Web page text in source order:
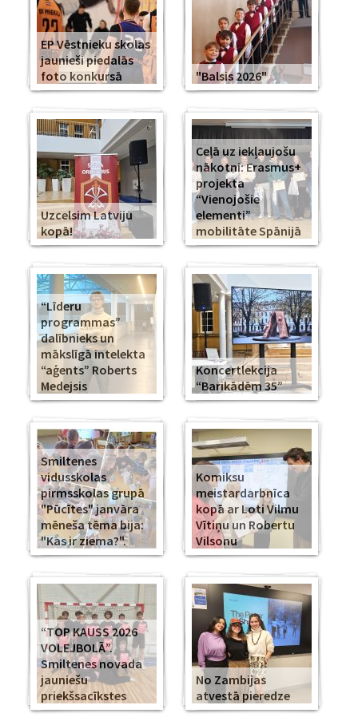
EP Vēstnieku skolas
jaunieši piedalās
foto konkursā
"Balsis 2026"
Uzcelsim Latviju
kopā!
Ceļā uz iekļaujošu
nākotni: Erasmus+
projekta
“Vienojošie
elementi”
mobilitāte Spānijā
“Līderu
programmas”
dalībnieks un
mākslīgā intelekta
“aģents” Roberts
Medejsis
Koncertlekcija
“Barikādēm 35”
Smiltenes
vidusskolas
pirmsskolas grupā
"Pūcītes" janvāra
mēneša tēma bija:
"Kas ir ziema?".
Komiksu
meistardarbnīca
kopā ar Loti Vilmu
Vītiņu un Robertu
Vilsonu
“TOP KAUSS 2026
VOLEJBOLĀ”.
Smiltenes novada
jauniešu
priekšsacīkstes
No Zambijas
atvestā pieredze